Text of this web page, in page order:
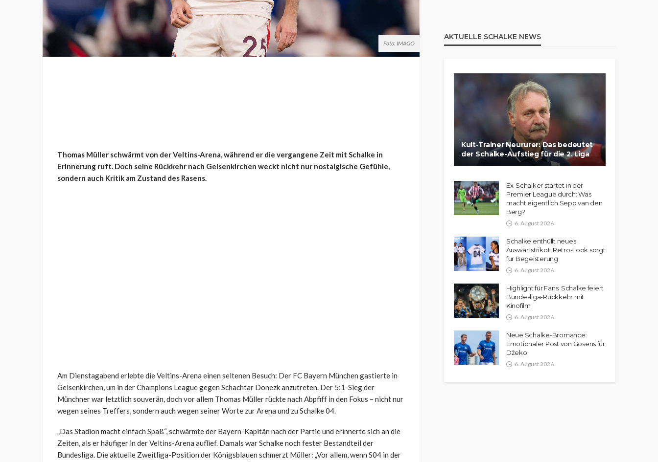
Foto: IMAGO
Thomas Müller schwärmt von der Veltins-Arena, während er die vergangene Zeit mit Schalke in
Erinnerung ruft. Doch seine Rückkehr nach Gelsenkirchen weckt nicht nur nostalgische Gefühle,
sondern auch Kritik am Zustand des Rasens.
Am Dienstagabend erlebte die Veltins-Arena einen seltenen Besuch: Der FC Bayern München gastierte in
Gelsenkirchen, um in der Champions League gegen Schachtar Donezk anzutreten. Der 5:1-Sieg der
Münchner war letztlich souverän, doch vor allem Thomas Müller rückte nach Abpfiff in den Fokus – nicht nur
wegen seines Treffers, sondern auch wegen seiner Worte zur Arena und zu Schalke 04.
„Das Stadion macht einfach Spaß“, schwärmte der Bayern-Kapitän nach der Partie und erinnerte sich an die
Zeiten, als er häufiger in der Veltins-Arena auflief. Damals war Schalke noch fester Bestandteil der
Bundesliga. Die aktuelle Zweitliga-Position der Königsblauen schmerzt Müller: „Vor allem, wenn S04 in der
AKTUELLE SCHALKE NEWS
Kult-Trainer Neururer: Das bedeutet
der Schalke-Aufstieg für die 2. Liga
Ex-Schalker startet in der
Premier League durch: Was
macht eigentlich Sepp van den
Berg?
6. August 2026
Schalke enthüllt neues
Auswärtstrikot: Retro-Look sorgt
für Begeisterung
6. August 2026
Highlight für Fans: Schalke feiert
Bundesliga-Rückkehr mit
Kinofilm
6. August 2026
Neue Schalke-Bromance:
Emotionaler Post von Gosens für
Džeko
6. August 2026